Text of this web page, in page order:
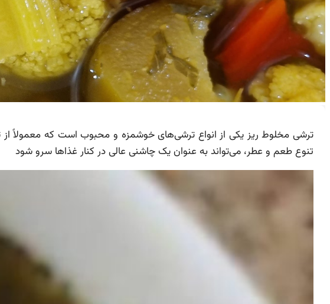
ترشی مخلوط ریز یکی از انواع ترشی‌های خوشمزه و محبوب است که معمولاً
تنوع طعم و عطر، می‌تواند به عنوان یک چاشنی عالی در کنار غذاها سرو شود